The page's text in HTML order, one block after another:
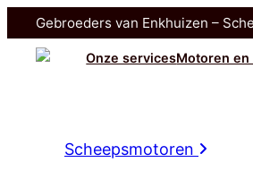
Gebroeders van Enkhuizen –
Onze servicesMotoren
Scheepsmotoren